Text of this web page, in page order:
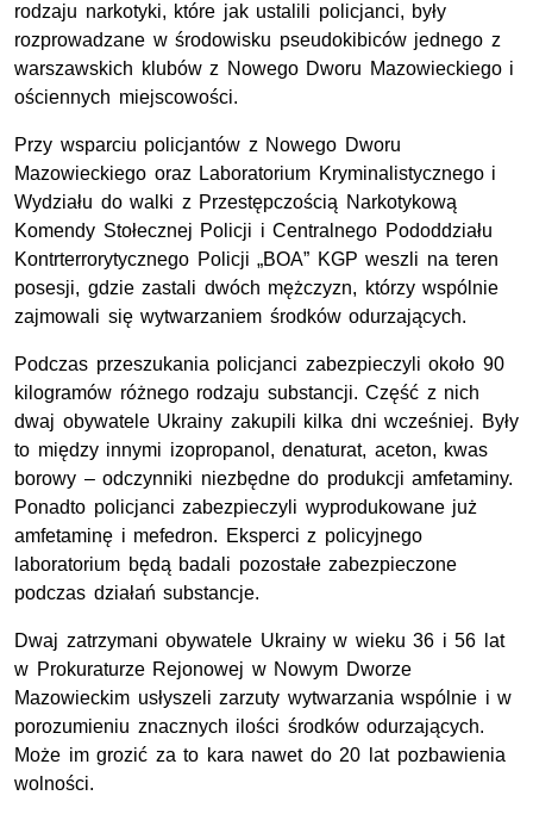
rodzaju narkotyki, które jak ustalili policjanci, były
rozprowadzane w środowisku pseudokibiców jednego z
warszawskich klubów z Nowego Dworu Mazowieckiego i
ościennych miejscowości.
Przy wsparciu policjantów z Nowego Dworu
Mazowieckiego oraz Laboratorium Kryminalistycznego i
Wydziału do walki z Przestępczością Narkotykową
Komendy Stołecznej Policji i Centralnego Pododdziału
Kontrterrorytycznego Policji „BOA” KGP weszli na teren
posesji, gdzie zastali dwóch mężczyzn, którzy wspólnie
zajmowali się wytwarzaniem środków odurzających.
Podczas przeszukania policjanci zabezpieczyli około 90
kilogramów różnego rodzaju substancji. Część z nich
dwaj obywatele Ukrainy zakupili kilka dni wcześniej. Były
to między innymi izopropanol, denaturat, aceton, kwas
borowy – odczynniki niezbędne do produkcji amfetaminy.
Ponadto policjanci zabezpieczyli wyprodukowane już
amfetaminę i mefedron. Eksperci z policyjnego
laboratorium będą badali pozostałe zabezpieczone
podczas działań substancje.
Dwaj zatrzymani obywatele Ukrainy w wieku 36 i 56 lat
w Prokuraturze Rejonowej w Nowym Dworze
Mazowieckim usłyszeli zarzuty wytwarzania wspólnie i w
porozumieniu znacznych ilości środków odurzających.
Może im grozić za to kara nawet do 20 lat pozbawienia
wolności.